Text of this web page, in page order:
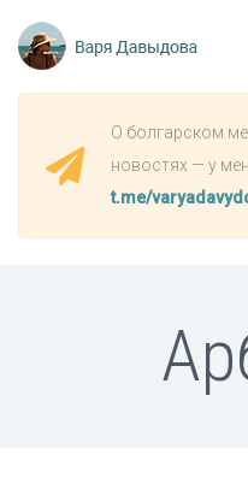
О болгарском
новостях — у
t.me/